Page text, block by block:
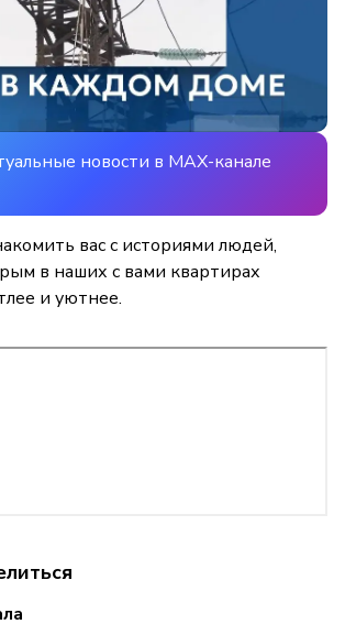
новости в MAX-канале
вас с историями людей,
в наших с вами квартирах
и уютнее.